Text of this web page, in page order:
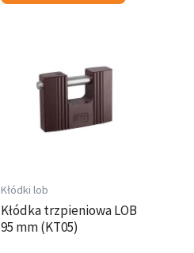
Kłódki lob
Kłódka trzpieniowa LOB
95 mm (KT05)